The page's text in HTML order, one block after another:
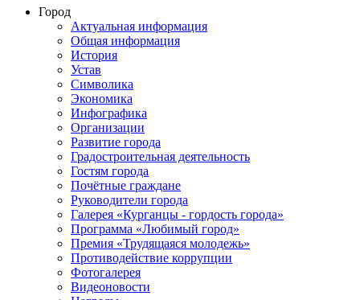
Город
Актуальная информация
Общая информация
История
Устав
Символика
Экономика
Инфографика
Организации
Развитие города
Градостроительная деятельность
Гостям города
Почётные граждане
Руководители города
Галерея «Курганцы - гордость города»
Программа «Любимый город»
Премия «Трудящаяся молодежь»
Противодействие коррупции
Фотогалерея
Видеоновости